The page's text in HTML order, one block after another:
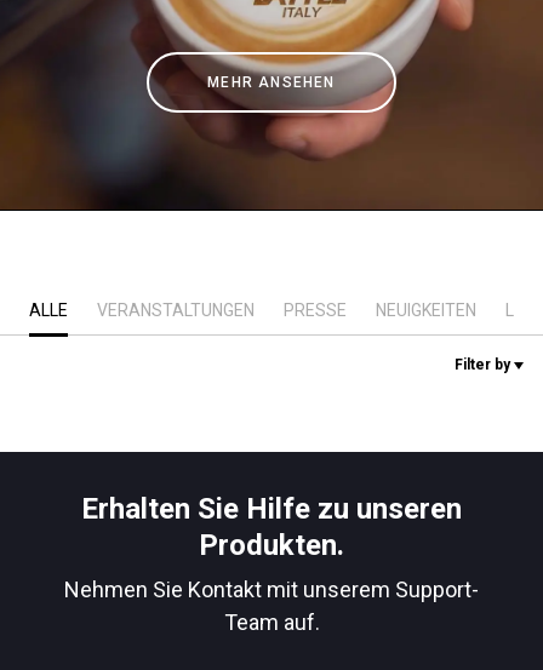
MEHR ANSEHEN
ALLE VERANSTALTUNGEN PRESSE NEUIGKEITEN
Filter by
Erhalten Sie Hilfe zu unseren
Produkten.
Nehmen Sie Kontakt mit unserem Support-
Team auf.
Nachrichten
Geschichte
Unsere Labore
Kontaktieren Sie uns